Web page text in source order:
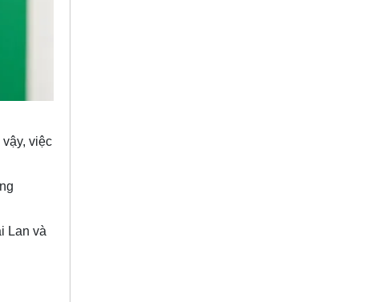
việc
Lan và